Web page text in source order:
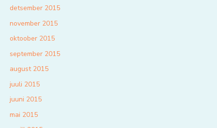
detsember 2015
november 2015
oktoober 2015
september 2015
august 2015
juuli 2015
juuni 2015
mai 2015